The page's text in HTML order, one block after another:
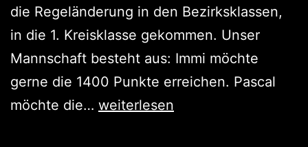
die Regeländerung in den Bezirksklassen,
in die 1. Kreisklasse gekommen. Unser
Mannschaft besteht aus: Immi möchte
gerne die 1400 Punkte erreichen. Pascal
möchte die… Mannschaftsvorstellung
weiterlesen